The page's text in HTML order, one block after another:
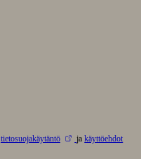
tietosuojakäytäntö jakäyttöehdot